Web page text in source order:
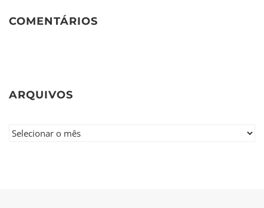
COMENTÁRIOS
ARQUIVOS